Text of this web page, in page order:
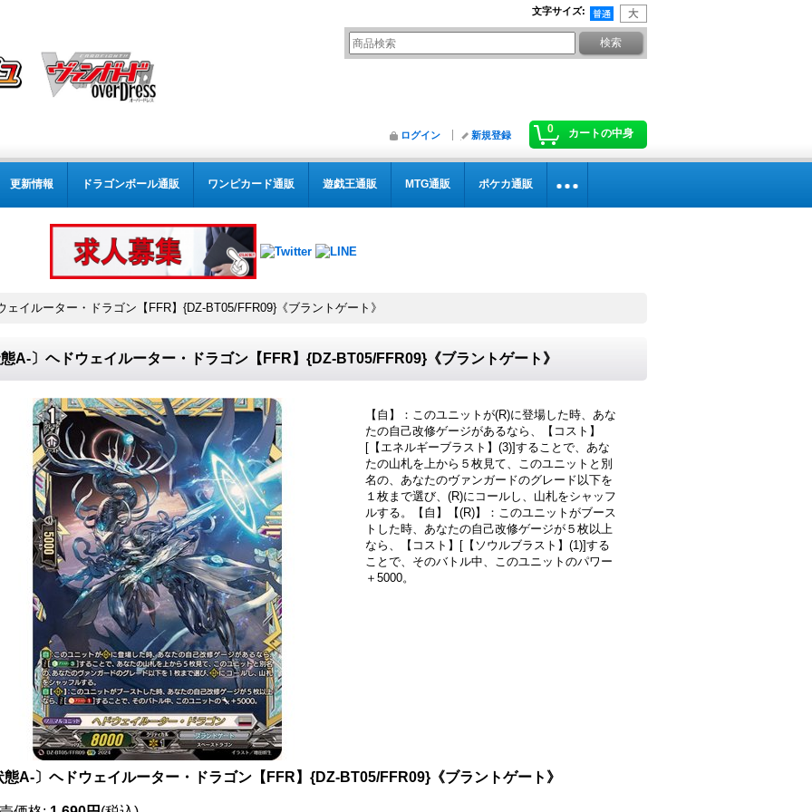
文字サイズ:
0 カートの中身
ログイン 新規登録
更新情報 ドラゴンボール通販 ワンピカード通販 遊戯王通販 MTG通販 ポケカ通販
ェイルーター・ドラゴン【FFR】{DZ-BT05/FFR09}《ブラントゲート》
A-〕ヘドウェイルーター・ドラゴン【FFR】{DZ-BT05/FFR09}《ブラントゲート》
【自】：このユニットが(R)に登場した時、あな
たの自己改修ゲージがあるなら、【コスト】
[【エネルギーブラスト】(3)]することで、あな
たの山札を上から５枚見て、このユニットと別
名の、あなたのヴァンガードのグレード以下を
１枚まで選び、(R)にコールし、山札をシャッフ
ルする。【自】【(R)】：このユニットがブース
トした時、あなたの自己改修ゲージが５枚以上
なら、【コスト】[【ソウルブラスト】(1)]する
ことで、そのバトル中、このユニットのパワー
＋5000。
態A-〕ヘドウェイルーター・ドラゴン【FFR】{DZ-BT05/FFR09}《ブラントゲート》